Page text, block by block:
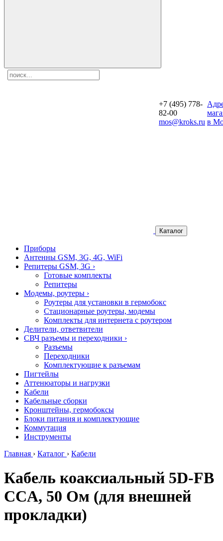
+7 (495) 778-
82-00
mos@kroks.ru в
Каталог
Приборы
Антенны GSM, 3G, 4G, WiFi
Репитеры GSM, 3G ›
Готовые комплекты
Репитеры
Модемы, роутеры ›
Роутеры для установки в гермобокс
Стационарные роутеры, модемы
Комплекты для интернета с роутером
Делители, ответвители
СВЧ разъемы и переходники ›
Разъемы
Переходники
Комплектующие к разъемам
Пигтейлы
Аттенюаторы и нагрузки
Кабели
Кабельные сборки
Кронштейны, гермобоксы
Блоки питания и комплектующие
Коммутация
Инструменты
Главная › Каталог › Кабели
Кабель коаксиальный 5D-FB
CCA, 50 Ом (для внешней
прокладки)